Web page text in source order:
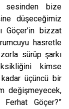
sesinden bize
düşeceğimiz
Göçer’in bizzat
hasretle
sürüp şarkı
kimse
üçüncü bir
değişmeyecek,
Göçer?”